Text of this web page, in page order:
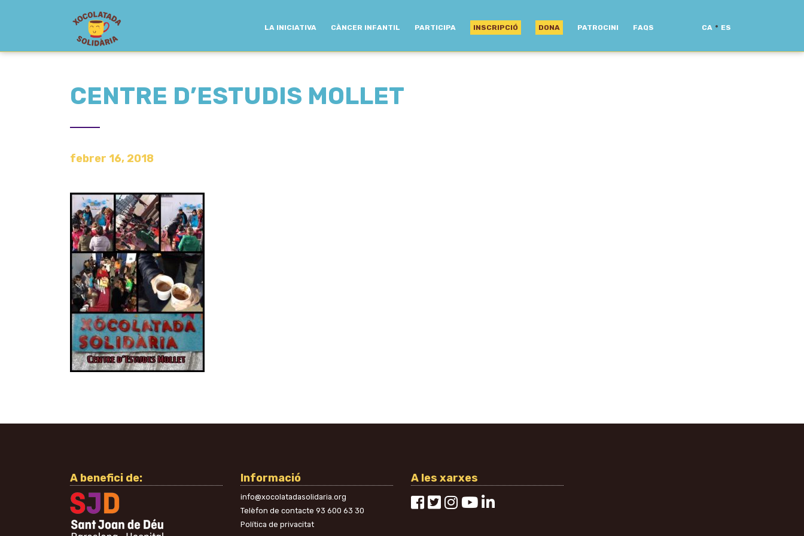
LA INICIATIVA CÀNCER INFANTIL PARTICIPA INSCRIPCIÓ DONA PATROCINI FAQS CA · ES
CENTRE D’ESTUDIS MOLLET
febrer 16, 2018
A benefici de: Informació
info@xocolatadasolidaria.org
Telèfon de contacte 93 600 63 30
Política de privacitat
A les xarxes